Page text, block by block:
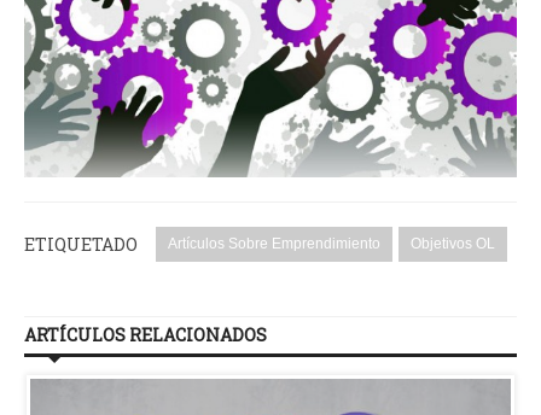
ETIQUETADO Artículos Sobre Emprendimiento Objetivos OL
ARTÍCULOS RELACIONADOS